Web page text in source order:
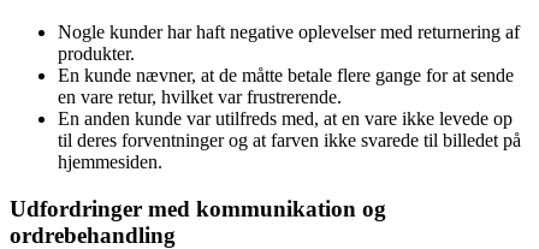
Nogle kunder har haft negative oplevelser med returnering af
produkter.
En kunde nævner, at de måtte betale flere gange for at sende
en vare retur, hvilket var frustrerende.
En anden kunde var utilfreds med, at en vare ikke levede op
til deres forventninger og at farven ikke svarede til billedet på
hjemmesiden.
Udfordringer med kommunikation og
ordrebehandling